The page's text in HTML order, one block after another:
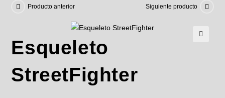
Producto anterior Siguiente producto
Esqueleto
StreetFighter